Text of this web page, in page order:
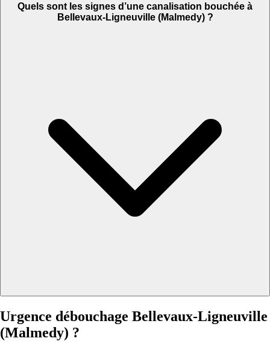
Quels sont les signes d’une canalisation bouchée à
Bellevaux-Ligneuville (Malmedy) ?
Urgence débouchage Bellevaux-Ligneuville
(Malmedy) ?